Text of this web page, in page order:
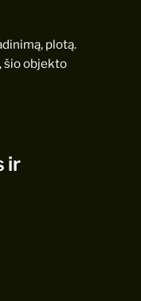
plotą.
šio objekto
ir